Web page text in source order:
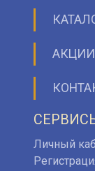
АКЦИИ
Личный